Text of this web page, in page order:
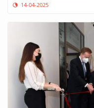
14-04-2025